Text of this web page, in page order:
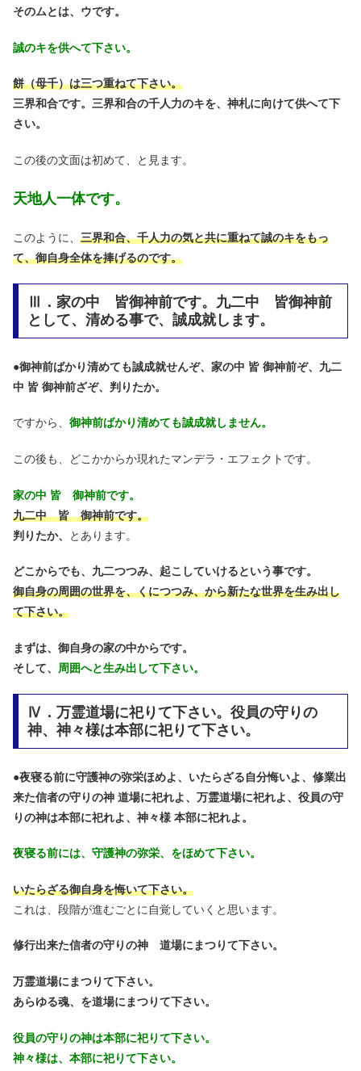
そのムとは、ウです。
誠のキを供へて下さい。
餅（母千）は三つ重ねて下さい。
三界和合です。三界和合の千人力のキを、神札に向けて供へて下
さい。
この後の文面は初めて、と見ます。
天地人一体です。
このように、 三界和合、千人力の気と共に重ねて誠のキをもっ
て、御自身全体を捧げるのです。
Ⅲ．家の中 皆御神前です。九二中 皆御神前
として、清める事で、誠成就します。
●御神前ばかり清めても誠成就せんぞ、家の中 皆 御神前ぞ、九二
中 皆 御神前ざぞ、判りたか。
ですから、 御神前ばかり清めても誠成就しません。
この後も、どこかからか現れたマンデラ・エフェクトです。
家の中 皆 御神前です。
九二中 皆 御神前です。
判りたか、
とあります。
どこからでも、九二つつみ、起こしていけるという事です。
御自身の周囲の世界を、くにつつみ、から新たな世界を生み出し
て下さい。
まずは、御自身の家の中からです。
そして、 周囲へと生み出して下さい。
Ⅳ．万霊道場に祀りて下さい。役員の守りの
神、神々様は本部に祀りて下さい。
●夜寝る前に守護神の弥栄ほめよ、いたらざる自分悔いよ、修業出
来た信者の守りの神 道場に祀れよ、万霊道場に祀れよ、役員の守
りの神は本部に祀れよ、神々様 本部に祀れよ。
夜寝る前には、守護神の弥栄、をほめて下さい。
いたらざる御自身を悔いて下さい。
これは、段階が進むごとに自覚していくと思います。
修行出来た信者の守りの神 道場にまつりて下さい。
万霊道場にまつりて下さい。
あらゆる魂、を道場にまつりて下さい。
役員の守りの神は本部に祀りて下さい。
神々様は、本部に祀りて下さい。